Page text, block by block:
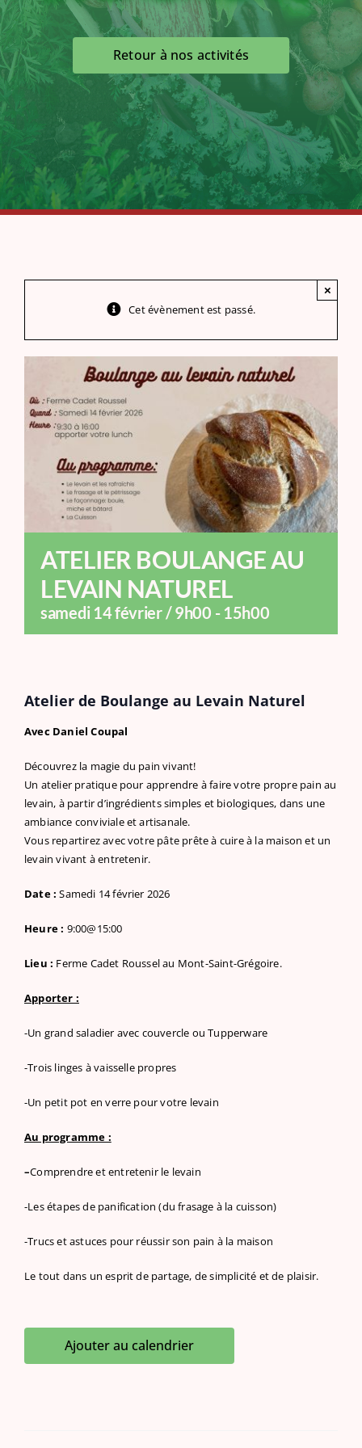
Retour à nos activités
Cet évènement est passé.
×
ATELIER BOULANGE AU
LEVAIN NATUREL
samedi 14 février / 9h00 - 15h00
Atelier de Boulange au Levain Naturel
Avec Daniel Coupal
Découvrez la magie du pain vivant!
Un atelier pratique pour apprendre à faire votre propre pain au
levain, à partir d’ingrédients simples et biologiques, dans une
ambiance conviviale et artisanale.
Vous repartirez avec votre pâte prête à cuire à la maison et un
levain vivant à entretenir.
Date : Samedi 14 février 2026
Heure : 9:00@15:00
Lieu : Ferme Cadet Roussel au Mont-Saint-Grégoire.
Apporter :
-Un grand saladier avec couvercle ou Tupperware
-Trois linges à vaisselle propres
-Un petit pot en verre pour votre levain
Au programme :
–Comprendre et entretenir le levain
-Les étapes de panification (du frasage à la cuisson)
-Trucs et astuces pour réussir son pain à la maison
Le tout dans un esprit de partage, de simplicité et de plaisir.
Ajouter au calendrier